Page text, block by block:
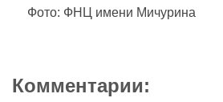
Фото: ФНЦ имени Мичурина
Комментарии: